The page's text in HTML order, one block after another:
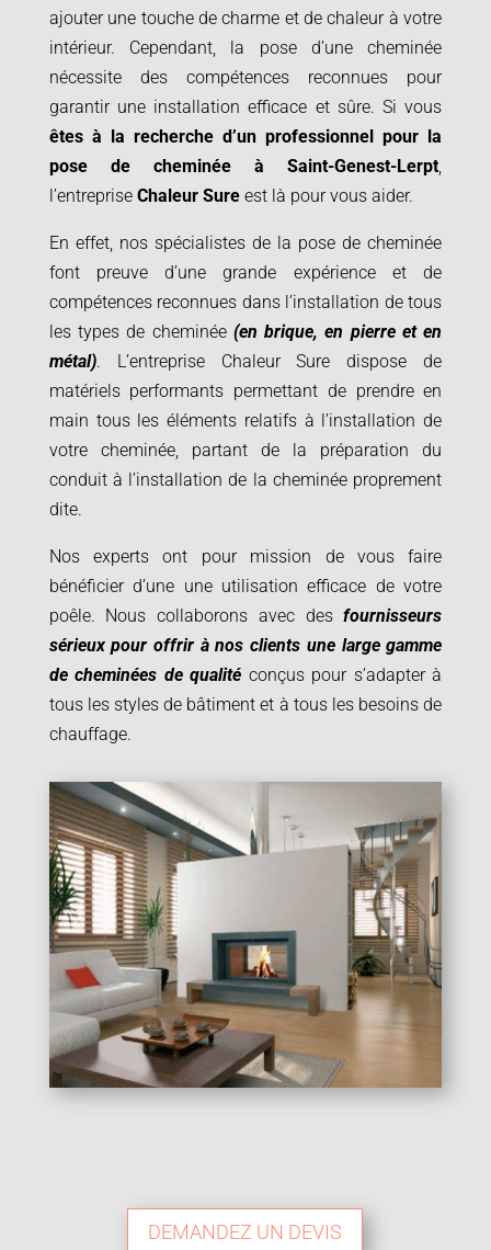
ajouter une touche de charme et de chaleur à votre
intérieur. Cependant, la pose d’une cheminée
nécessite des compétences reconnues pour
garantir une installation efficace et sûre. Si vous
êtes à la recherche d’un professionnel pour la
pose de cheminée à
Saint-Genest-Lerpt,
l’entreprise Chaleur Sureest là pour vous aider.
En effet, nos spécialistes de la pose de cheminée
font preuve d’une grande expérience et de
compétences reconnues dans l’installation de tous
les types de cheminée (en brique, en pierre et en
métal). L’entreprise Chaleur Sure dispose de
matériels performants permettant de prendre en
main tous les éléments relatifs à l’installation de
votre cheminée, partant de la préparation du
conduit à l’installation de la cheminée proprement
dite.
Nos experts ont pour mission de vous faire
bénéficier d’une une utilisation efficace de votre
poêle. Nous collaborons avec desfournisseurs
sérieux pour offrir à nos clients une large gamme
de cheminées de qualité conçus pour s’adapter à
tous les styles de bâtiment et à tous les besoins de
chauffage.
DEMANDEZ UN DEVIS